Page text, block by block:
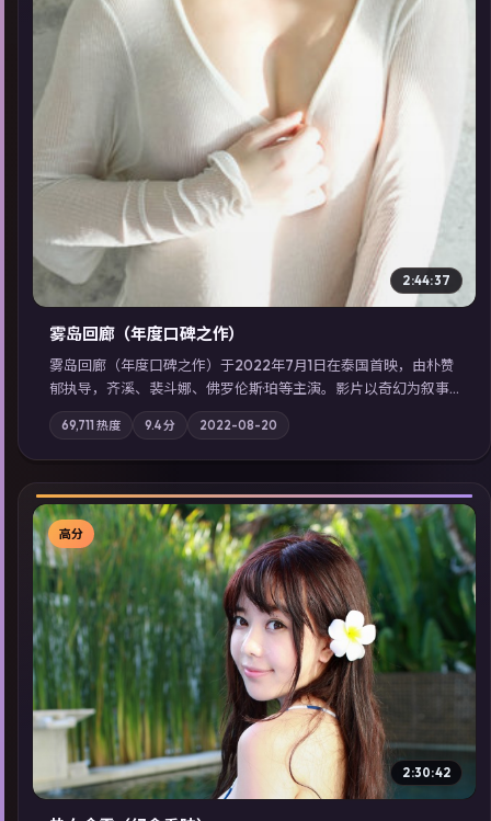
2:44:37
雾岛回廊（年度口碑之作）
雾岛回廊（年度口碑之作）于2022年7月1日在泰国首映，由朴赞
郁执导，齐溪、裴斗娜、佛罗伦斯·珀等主演。影片以奇幻为叙事
主轴，边境小镇的平静被一封匿名信彻底打破；摄影与配乐强化
地域气质；站内亦可通过「国产免费观看高清电视剧在线看」延
展检索同类型高分佳作，畅享高清在线追剧体验。
69,711 热度 9.4分 2022-08-20
▶
高分
2:30:42